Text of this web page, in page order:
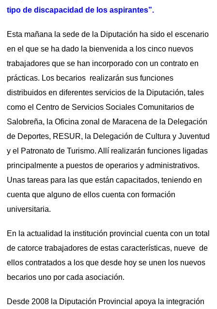
tipo de discapacidad de los aspirantes”.
Esta mañana la sede de la Diputación ha sido el escenario
en el que se ha dado la bienvenida a los cinco nuevos
trabajadores que se han incorporado con un contrato en
prácticas. Los becarios realizarán sus funciones
distribuidos en diferentes servicios de la Diputación, tales
como el Centro de Servicios Sociales Comunitarios de
Salobreña, la Oficina zonal de Maracena de la Delegación
de Deportes, RESUR, la Delegación de Cultura y Juventud
y el Patronato de Turismo. Allí realizarán funciones ligadas
principalmente a puestos de operarios y administrativos.
Unas tareas para las que están capacitados, teniendo en
cuenta que alguno de ellos cuenta con formación
universitaria.
En la actualidad la institución provincial cuenta con un total
de catorce trabajadores de estas características, nueve de
ellos contratados a los que desde hoy se unen los nuevos
becarios uno por cada asociación.
Desde 2008 la Diputación Provincial apoya la integración